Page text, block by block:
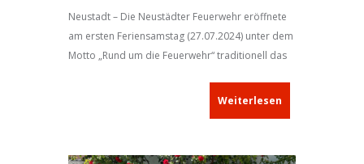
Neustadt – Die Neustädter Feuerwehr eröffnete
am ersten Feriensamstag (27.07.2024) unter dem
Motto „Rund um die Feuerwehr“ traditionell das
Vereinsvorsitzende Sandra Baum und Erster
konnten. Bürgermeister Meier nutzte sein kurzes
Weiterlesen